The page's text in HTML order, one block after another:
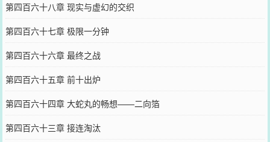
第四百六十八章 现实与虚幻的交织
第四百六十七章 极限一分钟
第四百六十六章 最终之战
第四百六十五章 前十出炉
第四百六十四章 大蛇丸的畅想——二向箔
第四百六十三章 接连淘汰